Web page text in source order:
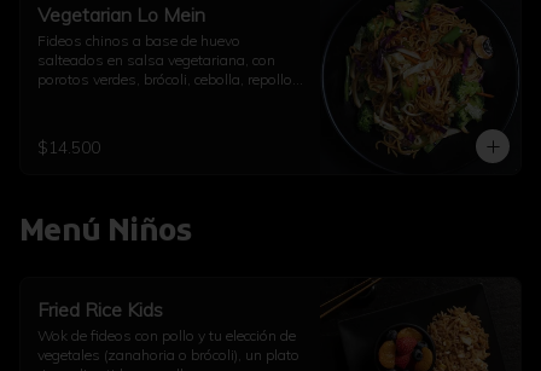
Vegetarian Lo Mein
Fideos chinos a base de huevo
salteados en salsa vegetariana, con
porotos verdes, brócoli, cebolla, repollo,
$14.500
Menú Niños
Fried Rice Kids
Wok de fideos con pollo y tu elección de
vegetales (zanahoria o brócoli), un plato